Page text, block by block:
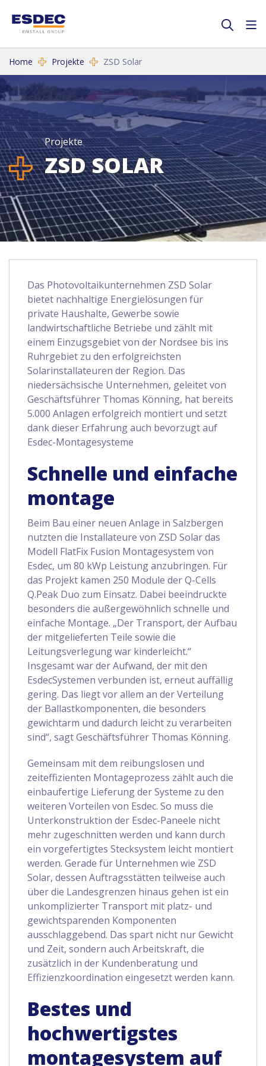
Home Projekte ZSD Solar
Projekte
ZSD SOLAR
Das Photovoltaikunternehmen ZSD Solar
bietet nachhaltige Energielösungen für
private Haushalte, Gewerbe sowie
landwirtschaftliche Betriebe und zählt mit
einem Einzugsgebiet von der Nordsee bis ins
Ruhrgebiet zu den erfolgreichsten
Solarinstallateuren der Region. Das
niedersächsische Unternehmen, geleitet von
Geschäftsführer Thomas Könning, hat bereits
5.000 Anlagen erfolgreich montiert und setzt
dank dieser Erfahrung auch bevorzugt auf
Esdec-Montagesysteme
Schnelle und einfache
montage
Beim Bau einer neuen Anlage in Salzbergen
nutzten die Installateure von ZSD Solar das
Modell FlatFix Fusion Montagesystem von
Esdec, um 80 kWp Leistung anzubringen. Für
das Projekt kamen 250 Module der Q-Cells
Q.Peak Duo zum Einsatz. Dabei beeindruckte
besonders die außergewöhnlich schnelle und
einfache Montage. „Der Transport, der Aufbau
der mitgelieferten Teile sowie die
Leitungsverlegung war kinderleicht.“
Insgesamt war der Aufwand, der mit den
EsdecSystemen verbunden ist, erneut auffällig
gering. Das liegt vor allem an der Verteilung
der Ballastkomponenten, die besonders
gewichtarm und dadurch leicht zu verarbeiten
sind“, sagt Geschäftsführer Thomas Könning.
Gemeinsam mit dem reibungslosen und
zeiteffizienten Montageprozess zählt auch die
einbaufertige Lieferung der Systeme zu den
weiteren Vorteilen von Esdec. So muss die
Unterkonstruktion der Esdec-Paneele nicht
mehr zugeschnitten werden und kann durch
ein vorgefertigtes Stecksystem leicht montiert
werden. Gerade für Unternehmen wie ZSD
Solar, dessen Auftragsstätten teilweise auch
über die Landesgrenzen hinaus gehen ist ein
unkomplizierter Transport mit platz- und
gewichtsparenden Komponenten
ausschlaggebend. Das spart nicht nur Gewicht
und Zeit, sondern auch Arbeitskraft, die
zusätzlich in der Kundenberatung und
Effizienzkoordination eingesetzt werden kann.
Bestes und
hochwertigstes
montagesystem auf